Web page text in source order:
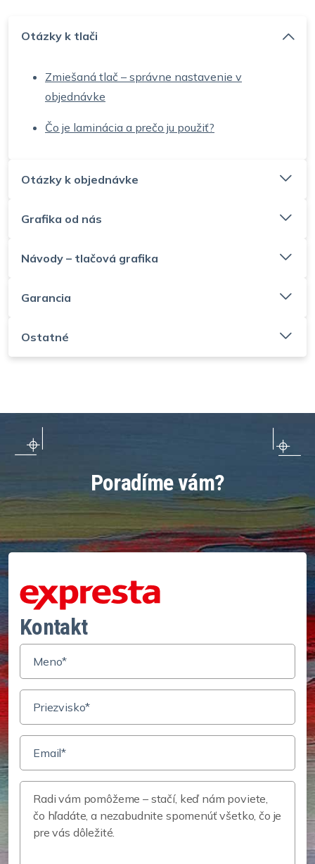
Otázky k tlači
Zmiešaná tlač – správne nastavenie v
objednávke
Čo je laminácia a prečo ju použiť?
Otázky k objednávke
Grafika od nás
Návody – tlačová grafika
Garancia
Ostatné
Poradíme vám?
Kontakt